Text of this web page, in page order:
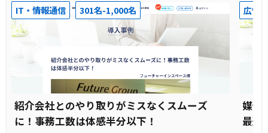
IT・情報通信 301名-1,000名
紹介会社とのやり取りがミスなくスムーズ
に！事務工数は体感半分以下！
広告
媒体
最適